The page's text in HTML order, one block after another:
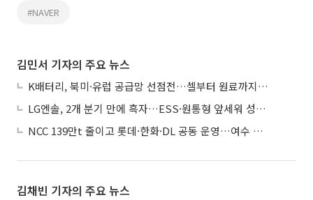
#NAVER
김민서 기자의 주요 뉴스
K배터리, 북미·유럽 공급망 선점전…셀부터 원료까지 현지화
LG엔솔, 2개 분기 만에 흑자…ESS·원통형 앞세워 성장 가속
NCC 139만t 줄이고 롯데·한화·DL 공동 운영…여수 1호 본궤도
김채빈 기자의 주요 뉴스